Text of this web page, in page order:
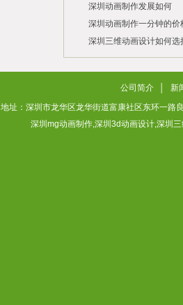
2026/07/21
2026/03/10
深圳动画制作发展如何
2026/03/03
深圳动画制作一分钟的价
2026/02/28
深圳三维动画设计如何选
2026/02/02
公司简介
新
地址：深圳市龙华区龙华街道富康社区东环一
深圳mg动画制作,深圳3d动画设计,深圳